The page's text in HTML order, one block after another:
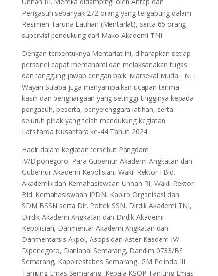
Pengasuh sebanyak 272 orang yang tergabung dalam
Resimen Taruna Latihan (Mentarlat), serta 65 orang
supervisi pendukung dari Mako Akademi TNI.
Dengan terbentuknya Mentarlat ini, diharapkan setiap
personel dapat memahami dan melaksanakan tugas
dan tanggung jawab dengan baik. Marsekal Muda TNI I
Wayan Sulaba juga menyampaikan ucapan terima
kasih dan penghargaan yang setinggi-tingginya kepada
pengasuh, peserta, penyelenggara latihan, serta
seluruh pihak yang telah mendukung kegiatan
Latsitarda Nusantara ke-44 Tahun 2024.
Hadir dalam kegiatan tersebut Pangdam
IV/Diponegoro, Para Gubernur Akademi Angkatan dan
Gubernur Akademi Kepolisian, Wakil Rektor I Bid.
Akademik dan Kemahasiswaan Unhan RI, Wakil Rektor
Bid. Kemahasiswaan IPDN, Kabiro Organisasi dan
SDM BSSN serta Dir. Poltek SSN, Dirdik Akademi TNI,
Dirdik Akademi Angkatan dan Dirdik Akademi
Kepolisian, Danmentar Akademi Angkatan dan
Danmentarsis Akpol, Asops dan Aster Kasdam IV/
Diponegoro, Danlanal Semarang, Dandim 0733/BS
Semarang, Kapolrestabes Semarang, GM Pelindo III
Tanjung Emas Semarang, Kepala KSOP Tanjung Emas